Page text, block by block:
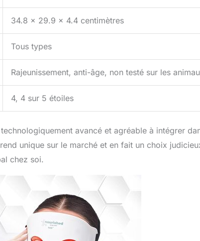
34.8 x 29.9 x 4.4 centimètres
Tous types
Rajeunissement, anti-âge, non testé sur les
4, 4 sur 5 étoiles
avancé et agréable à intégrer
unique sur le marché et en fait un choix
chez soi.